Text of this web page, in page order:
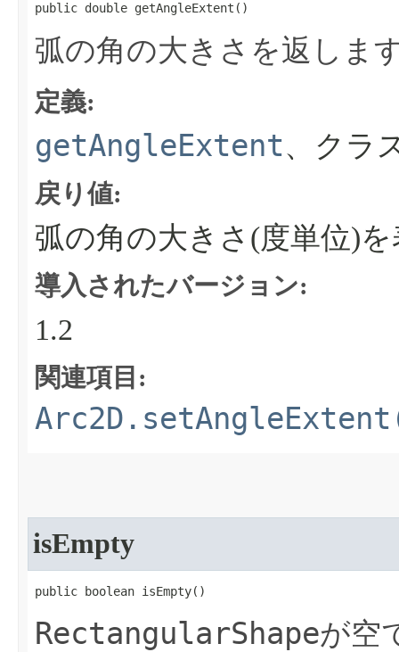
public double getAngleExtent​()
弧の角の大きさを返しま
定義:
getAngleExtent、クラ
戻り値:
弧の角の大きさ(度単位)を
導入されたバージョン:
1.2
関連項目:
isEmpty
public boolean isEmpty​()
RectangularShapeが空